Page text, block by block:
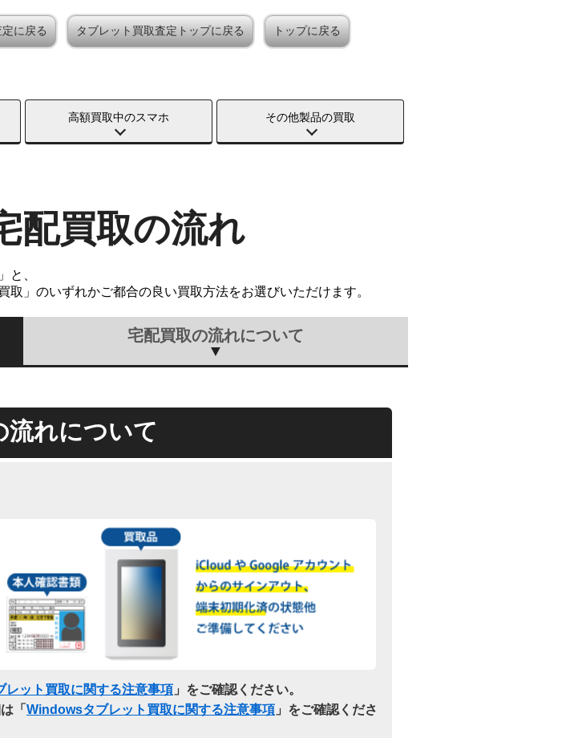
に戻る タブレット買取査定トップに戻る トップに戻る
高額買取中のスマホ その他製品の買取
配買取の流れ
と、
」のいずれかご都合の良い買取方法をお選びいただけます。
宅配買取の流れについて
流れについて
ット買取に関する注意事項 」をご確認ください。
「 Windowsタブレット買取に関する注意事項 」をご確認くださ